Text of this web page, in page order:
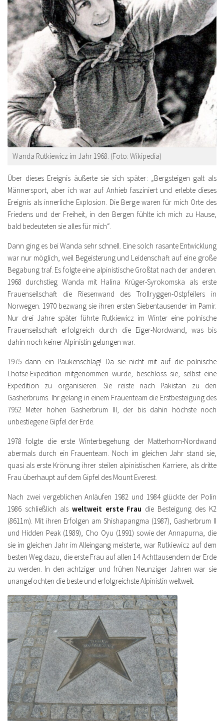
Wanda Rutkiewicz im Jahr 1968. (Foto: Wikipedia)
Über dieses Ereignis äußerte sie sich später: „Bergsteigen galt als
Männersport, aber ich war auf Anhieb fasziniert und erlebte dieses
Ereignis als innerliche Explosion. Die Berge waren für mich Orte des
Friedens und der Freiheit, in den Bergen fühlte ich mich zu Hause,
bald bedeuteten sie alles für mich“.
Dann ging es bei Wanda sehr schnell. Eine solch rasante Entwicklung
war nur möglich, weil Begeisterung und Leidenschaft auf eine große
Begabung traf. Es folgte eine alpinistische Großtat nach der anderen.
1968 durchstieg Wanda mit Halina Krüger-Syrokomska als erste
Frauenseilschaft die Riesenwand des Trollryggen-Ostpfeilers in
Norwegen. 1970 bezwang sie ihren ersten Siebentausender im Pamir.
Nur drei Jahre später führte Rutkiewicz im Winter eine polnische
Frauenseilschaft erfolgreich durch die Eiger-Nordwand, was bis
dahin noch keiner Alpinistin gelungen war.
1975 dann ein Paukenschlag! Da sie nicht mit auf die polnische
Lhotse-Expedition mitgenommen wurde, beschloss sie, selbst eine
Expedition zu organisieren. Sie reiste nach Pakistan zu den
Gasherbrums. Ihr gelang in einem Frauenteam die Erstbesteigung des
7952 Meter hohen Gasherbrum III, der bis dahin höchste noch
unbestiegene Gipfel der Erde.
1978 folgte die erste Winterbegehung der Matterhorn-Nordwand
abermals durch ein Frauenteam. Noch im gleichen Jahr stand sie,
quasi als erste Krönung ihrer steilen alpinistischen Karriere, als dritte
Frau überhaupt auf dem Gipfel des Mount Everest.
Nach zwei vergeblichen Anläufen 1982 und 1984 glückte der Polin
1986 schließlich als weltweit erste Frau die Besteigung des K2
(8611m). Mit ihren Erfolgen am Shishapangma (1987), Gasherbrum II
und Hidden Peak (1989), Cho Oyu (1991) sowie der Annapurna, die
sie im gleichen Jahr im Alleingang meisterte, war Rutkiewicz auf dem
besten Weg dazu, die erste Frau auf allen 14 Achttausendern der Erde
zu werden. In den achtziger und frühen Neunziger Jahren war sie
unangefochten die beste und erfolgreichste Alpinistin weltweit.